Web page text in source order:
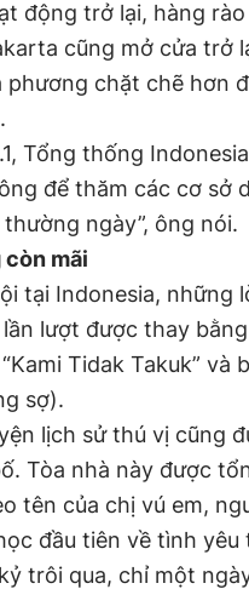
động trở lại, hàng
cũng mở cửa trở
phương chặt chẽ hơn
Tổng thống
để thăm các cơ sở
ngày”, ông nói.
mãi
tại Indonesia, những
lượt được thay
Tidak Takuk” và
sợ).
lịch sử thú vị cũng
Tòa nhà này được
tên của chị vú em,
đầu tiên về tình
trôi qua, chỉ một